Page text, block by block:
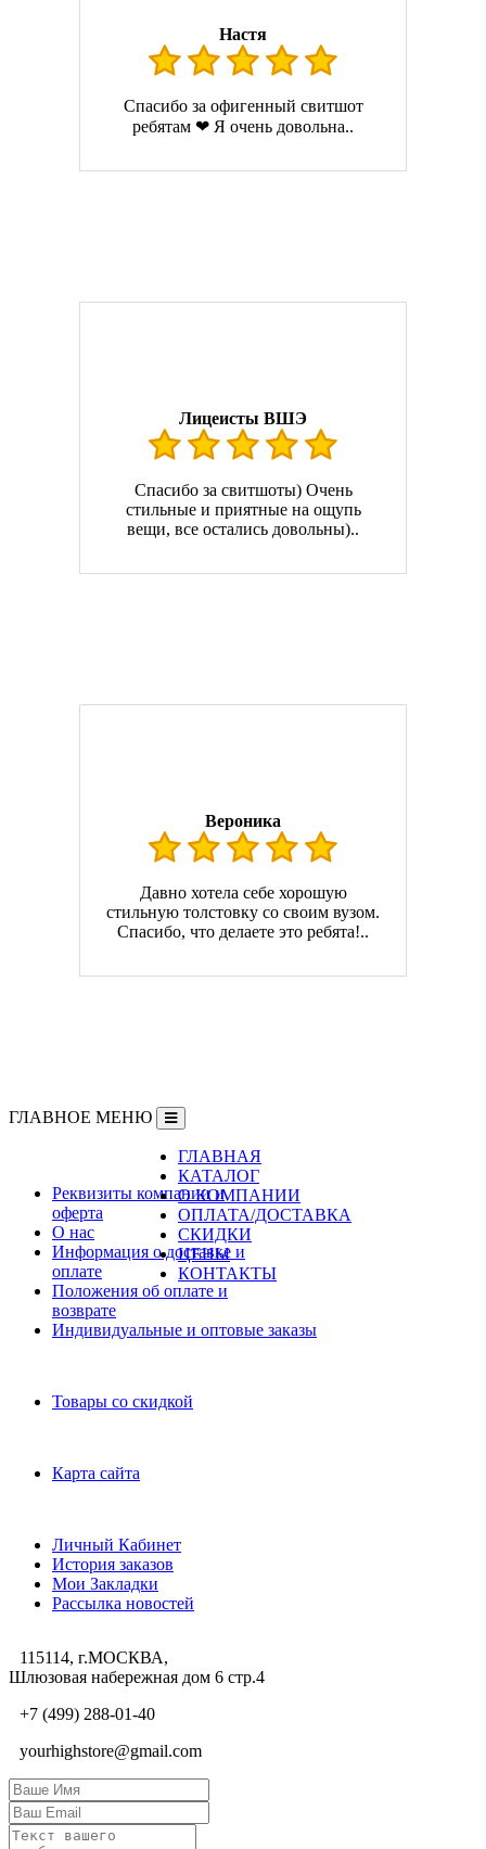
Настя
Спасибо за офигенный свитшот
ребятам ❤ Я очень довольна..
Лицеисты ВШЭ
Спасибо за свитшоты) Очень
стильные и приятные на ощупь
вещи, все остались довольны)..
Вероника
Давно хотела себе хорошую
стильную толстовку со своим вузом.
Спасибо, что делаете это ребята!..
ГЛАВНОЕ МЕНЮ
ГЛАВНАЯ
КАТАЛОГ
О КОМПАНИИ
ОПЛАТА/ДОСТАВКА
СКИДКИ
ЦЕНЫ
КОНТАКТЫ
Реквизиты компании и
оферта
О нас
Информация о доставке и
оплате
Положения об оплате и
возврате
Индивидуальные и оптовые заказы
Товары со скидкой
Карта сайта
Личный Кабинет
История заказов
Мои Закладки
Рассылка новостей
115114, г.МОСКВА,
Шлюзовая набережная дом 6 стр.4
+7 (499) 288-01-40
yourhighstore@gmail.com